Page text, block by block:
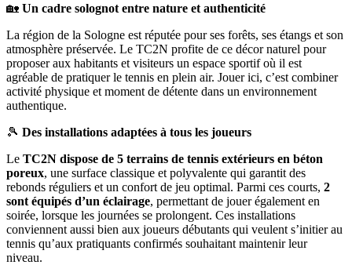
🏡 Un cadre solognot entre nature et authenticité
La région de la Sologne est réputée pour ses forêts, ses étangs et son
atmosphère préservée. Le TC2N profite de ce décor naturel pour
proposer aux habitants et visiteurs un espace sportif où il est
agréable de pratiquer le tennis en plein air. Jouer ici, c’est combiner
activité physique et moment de détente dans un environnement
authentique.
🎾 Des installations adaptées à tous les joueurs
Le TC2N dispose de 5 terrains de tennis extérieurs en béton
poreux, une surface classique et polyvalente qui garantit des
rebonds réguliers et un confort de jeu optimal. Parmi ces courts, 2
sont équipés d’un éclairage, permettant de jouer également en
soirée, lorsque les journées se prolongent. Ces installations
conviennent aussi bien aux joueurs débutants qui veulent s’initier au
tennis qu’aux pratiquants confirmés souhaitant maintenir leur
niveau.